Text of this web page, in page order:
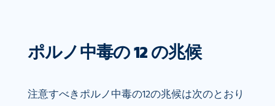
ポルノ中毒の 12 の兆候
注意すべきポルノ中毒の12の兆候は次のとおり